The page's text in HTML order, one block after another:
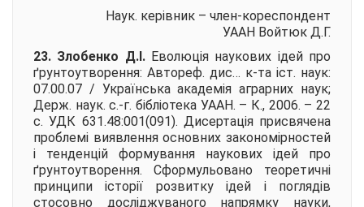
Наук. керівник – член-кореспондент
УААН Войтюк Д.Г.
23. Злобенко Д.І. Еволюція наукових ідей про
ґрунтоутворення: Автореф. дис… к-та іст. наук:
07.00.07 / Українська академія аграрних наук;
Держ. наук. с.-г. бібліотека УААН. – К., 2006. – 22
с. УДК 631.48:001(091). Дисертація присвячена
проблемі виявлення основних закономірностей
і тенденцій формування наукових ідей про
ґрунтоутворення. Сформульовано теоретичні
принципи історії розвитку ідей і поглядів
стосовно досліджуваного напрямку науки,